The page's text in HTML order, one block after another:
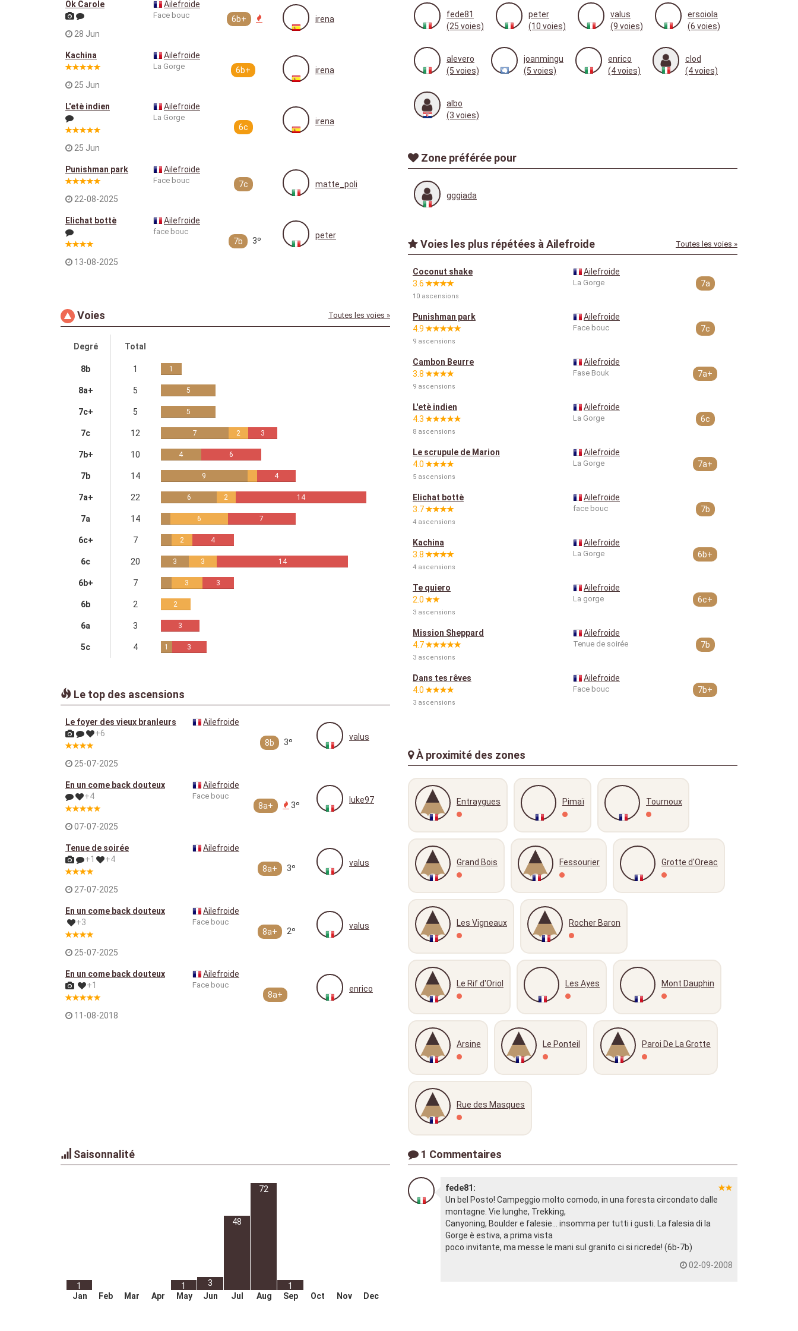
Ok Carole
28 Jun
Ailefroide
Face bouc 6b+ irena
Kachina
25 Jun
Ailefroide
La Gorge 6b+ irena
L'etè indien
25 Jun
Ailefroide
La Gorge
6c
irena
Punishman park
22-08-2025
Ailefroide
Face bouc 7c matte_poli
Elichat bottè
13-08-2025
Ailefroide
face bouc
7b 3º
peter
Voies Toutes les voies »
Degré Total
8b 1 1
8a+ 5 5
7c+ 5 5
7c 12 7 2 3
7b+ 10 4 6
7b 14 9 4
7a+ 22 6 2 14
7a 14 6 7
6c+ 7 2 4
6c 20 3 3 14
6b+ 7 3 3
6b 2 2
6a 3 3
5c 4 1 3
Le top des ascensions
Le foyer des vieux branleurs
+6
25-07-2025
Ailefroide
8b 3º
valus
En un come back douteux
+4
07-07-2025
Ailefroide
Face bouc
8a+ 3º
luke97
Tenue de soirée
+1
+4
27-07-2025
Ailefroide
8a+ 3º
valus
En un come back douteux
+3
25-07-2025
Ailefroide
Face bouc
8a+ 2º
valus
En un come back douteux
+1
11-08-2018
Ailefroide
Face bouc
8a+
enrico
fede81
(25 voies)
peter
(10 voies)
valus
(9 voies)
ersoiola
(6 voies)
alevero
(5 voies)
joanmingu
(5 voies)
enrico
(4 voies)
clod
(4 voies)
albo
(3 voies)
Zone préférée pour
gggiada
Voies les plus répétées à Ailefroide Toutes les voies »
Coconut shake
3.6
10 ascensions
Ailefroide
La Gorge 7a
Punishman park
4.9
9 ascensions
Ailefroide
Face bouc 7c
Cambon Beurre
3.8
9 ascensions
Ailefroide
Fase Bouk 7a+
L'etè indien
4.3
8 ascensions
Ailefroide
La Gorge 6c
Le scrupule de Marion
4.0
5 ascensions
Ailefroide
La Gorge 7a+
Elichat bottè
3.7
4 ascensions
Ailefroide
face bouc 7b
Kachina
3.8
4 ascensions
Ailefroide
La Gorge 6b+
Te quiero
2.0
3 ascensions
Ailefroide
La gorge 6c+
Mission Sheppard
4.7
3 ascensions
Ailefroide
Tenue de soirée 7b
Dans tes rêves
4.0
3 ascensions
Ailefroide
Face bouc 7b+
À proximité des zones
Entraygues Pimaï Tournoux
Grand Bois Fessourier Grotte d'Oreac
Les Vigneaux Rocher Baron
Le Rif d'Oriol Les Ayes Mont Dauphin
Arsine Le Ponteil Paroi De La Grotte
Rue des Masques
Saisonnalité
1 1 3
48
72
1
Jan
Feb Mar Apr May Jun Jul Aug Sep Oct Nov Dec
1 Commentaires
fede81:
Un bel Posto! Campeggio molto comodo, in una foresta circondato dalle
montagne. Vie lunghe, Trekking,
Canyoning, Boulder e falesie... insomma per tutti i gusti. La falesia di la
Gorge è estiva, a prima vista
poco invitante, ma messe le mani sul granito ci si ricrede! (6b-7b)
02-09-2008